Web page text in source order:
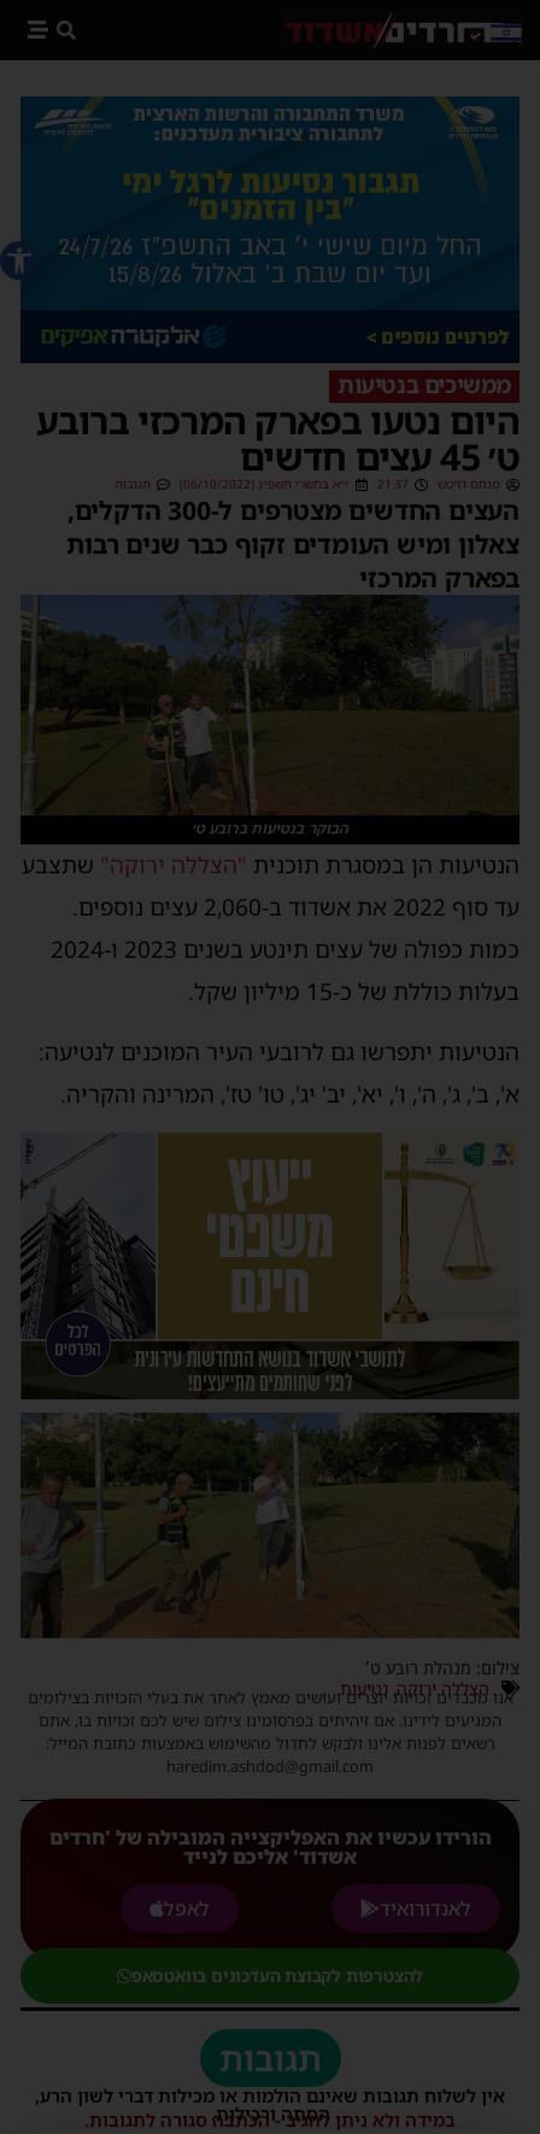
פתח
ממשיכים בנטיעות
היום נטעו בפארק המרכזי ברובע
ט׳ 45 עצים חדשים
מנחם דויטש 21:37 י״א בתשרי תשפ״ג (06/10/2022) תגובות
העצים החדשים מצטרפים ל-300 הדקלים,
צאלון ומיש העומדים זקוף כבר שנים רבות
בפארק המרכזי
הבוקר בנטיעות ברובע ט׳
הנטיעות הן במסגרת תוכנית "הצללה ירוקה" שתצבע
עד סוף 2022 את אשדוד ב-2,060 עצים נוספים.
כמות כפולה של עצים תינטע בשנים 2023 ו-2024
בעלות כוללת של כ-15 מיליון שקל.
הנטיעות יתפרשו גם לרובעי העיר המוכנים לנטיעה:
א', ב', ג', ה', ו', יא', יב' יג', טו' טז', המרינה והקריה.
צילום: מנהלת רובע ט׳
הצללה ירוקה, נטיעות
אנו מכבדים זכויות יוצרים ועושים מאמץ לאתר את בעלי הזכויות בצילומים
המגיעים לידינו. אם זיהיתים בפרסומינו צילום שיש לכם זכויות בו, אתם
רשאים לפנות אלינו ולבקש לחדול מהשימוש באמצעות כתובת המייל:
haredim.ashdod@gmail.com
הורידו עכשיו את האפליקצייה המובילה של 'חרדים
אשדוד' אליכם לנייד
לאנדורואיד
לאפל
להצטרפות לקבוצת העדכונים בוואטסאפ
תגובות
אין לשלוח תגובות שאינם הולמות או מכילות דברי לשון הרע,
הסתה ורכילות.
במידה ולא ניתן להגיב - הכתבה סגורה לתגובות.